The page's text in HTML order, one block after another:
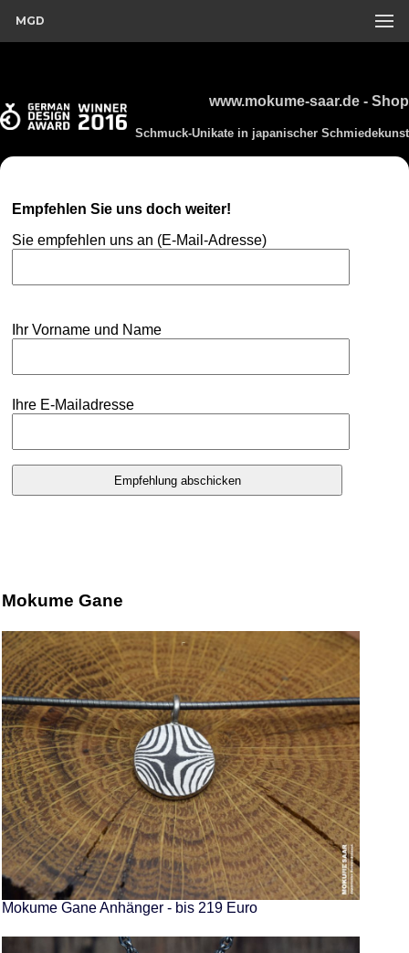
MGD
www.mokume-saar.de - Shop
Schmuck-Unikate in japanischer Schmiedekunst
Empfehlen Sie uns doch weiter!
Sie empfehlen uns an (E-Mail-Adresse)
Ihr Vorname und Name
Ihre E-Mailadresse
Mokume Gane
Mokume Gane Anhänger - bis 219 Euro